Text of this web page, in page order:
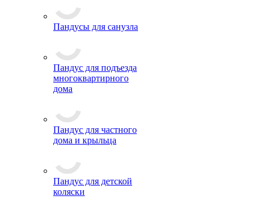
Пандусы для санузла
Пандус для подъезда
многоквартирного
дома
Пандус для частного
дома и крыльца
Пандус для детской
коляски